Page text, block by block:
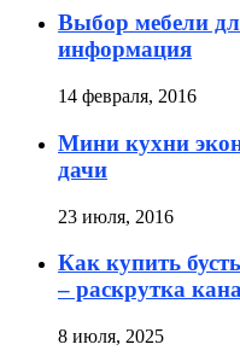
Выбор мебели
информация
14 февраля, 2016
Мини кухни
дачи
23 июля, 2016
Как купить
– раскрутка
8 июля, 2025